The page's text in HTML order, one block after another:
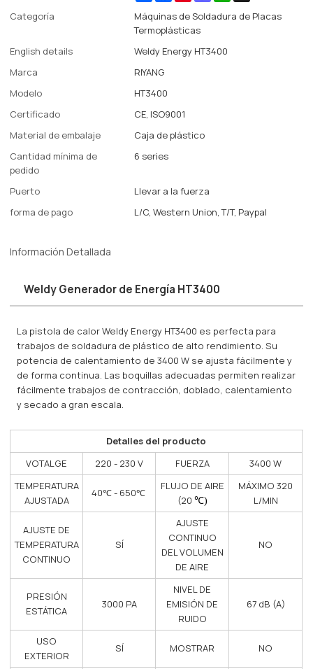
Categoría
Máquinas de Soldadura de Placas
Termoplásticas
English details
Weldy Energy HT3400
Marca
RIYANG
Modelo
HT3400
Certificado
CE, ISO9001
Material de embalaje
Caja de plástico
Cantidad mínima de
pedido
6 series
Puerto
Llevar a la fuerza
forma de pago
L/C, Western Union, T/T, Paypal
Información Detallada
Weldy Generador de Energía HT3400
La pistola de calor Weldy Energy HT3400 es perfecta para
trabajos de soldadura de plástico de alto rendimiento. Su
potencia de calentamiento de 3400 W se ajusta fácilmente y
de forma continua. Las boquillas adecuadas permiten realizar
fácilmente trabajos de contracción, doblado, calentamiento
y secado a gran escala.
Detalles del producto
VOTALGE
220 - 230 V FUERZA
3400 W
TEMPERATURA
AJUSTADA
40℃ - 650℃
FLUJO DE AIRE
(20 ℃)
MÁXIMO 320
L/MIN
AJUSTE DE
TEMPERATURA
CONTINUO
SÍ
AJUSTE
CONTINUO
DEL VOLUMEN
DE AIRE
NO
PRESIÓN
ESTÁTICA
3000 PA
NIVEL DE
EMISIÓN DE
RUIDO
67 dB (A)
USO
EXTERIOR
SÍ MOSTRAR NO